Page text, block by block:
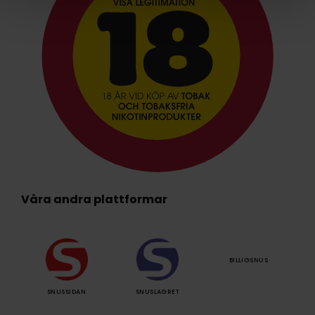
Våra andra plattformar
SNUSSIDAN SNUSLAGRET
BILLIGSNUS